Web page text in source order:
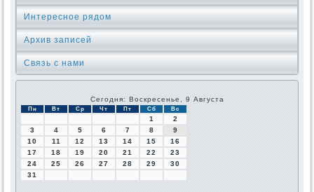
Интересное рядом
Архив записей
Связь с нами
Сегодня: Воскресенье, 9 Августа
Пн Вт Ср Чт Пт Сб Вс
1
2
3
4 5 6 7 8
9
10
11 12 13 14 15
16
17
18 19 20 21 22
23
24
25 26 27 28 29
30
31